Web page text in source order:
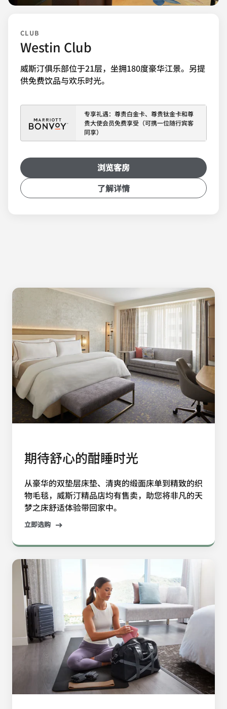
CLUB
Westin Club
威斯汀俱乐部位于21层，坐拥180度豪华江景。另提
供免费饮品与欢乐时光。
专享礼遇：尊贵白金卡、尊贵钛金卡和尊
贵大使会员免费享受（可携一位随行宾客
同享）
浏览客房
了解详情
期待舒心的酣睡时光
从豪华的双垫层床垫、清爽的缎面床单到精致的织
物毛毯，威斯汀精品店均有售卖，助您将非凡的天
梦之床舒适体验带回家中。
立即选购